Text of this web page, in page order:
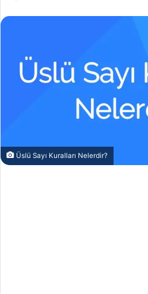
Üslü Sayı Kuralları Nelerdir?